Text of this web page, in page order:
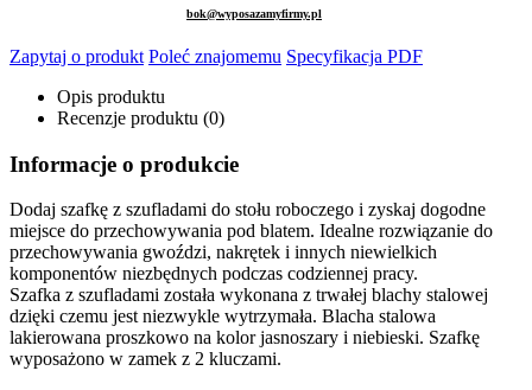
bok@wyposazamyfirmy.pl
Zapytaj o produkt Poleć znajomemu Specyfikacja PDF
Opis produktu
Recenzje produktu (0)
Informacje o produkcie
Dodaj szafkę z szufladami do stołu roboczego i zyskaj dogodne
miejsce do przechowywania pod blatem. Idealne rozwiązanie do
przechowywania gwoździ, nakrętek i innych niewielkich
komponentów niezbędnych podczas codziennej pracy.
Szafka z szufladami została wykonana z trwałej blachy stalowej
dzięki czemu jest niezwykle wytrzymała. Blacha stalowa
lakierowana proszkowo na kolor jasnoszary i niebieski. Szafkę
wyposażono w zamek z 2 kluczami.